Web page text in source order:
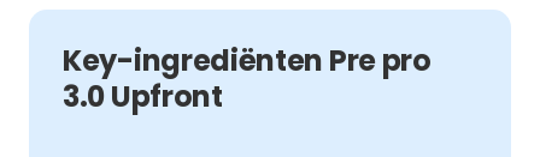
Key-ingrediënten Pre pro
3.0 Upfront